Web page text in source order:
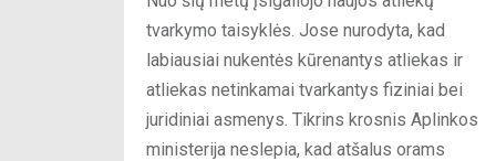
tvarkymo taisyklės. Jose nurodyta, kad
labiausiai nukentės kūrenantys atliekas ir
atliekas netinkamai tvarkantys fiziniai bei
juridiniai asmenys. Tikrins krosnis Aplinkos
ministerija neslepia, kad atšalus orams